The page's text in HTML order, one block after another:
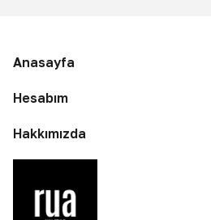
Anasayfa
Hesabım
Hakkımızda